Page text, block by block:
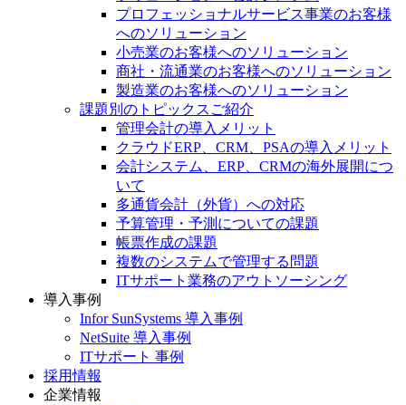
プロフェッショナルサービス事業のお客様
へのソリューション
小売業のお客様へのソリューション
商社・流通業のお客様へのソリューション
製造業のお客様へのソリューション
課題別のトピックスご紹介
管理会計の導入メリット
クラウドERP、CRM、PSAの導入メリット
会計システム、ERP、CRMの海外展開につ
いて
多通貨会計（外貨）への対応
予算管理・予測についての課題
帳票作成の課題
複数のシステムで管理する問題
ITサポート業務のアウトソーシング
導入事例
Infor SunSystems 導入事例
NetSuite 導入事例
ITサポート 事例
採用情報
企業情報